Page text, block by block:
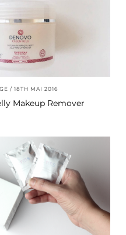
18TH MAI 2016
Makeup Remover